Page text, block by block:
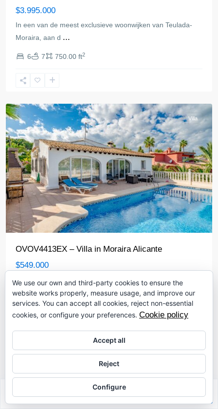
$3.995.000
In een van de meest exclusieve woonwijken van Teulada-
Moraira, aan d ...
6 7 750.00 ft2
Villa
OVOV4413EX – Villa in Moraira Alicante
$549.000
Ontdek deze prachtige gelijkvloerse villa te koop in Moraira,
die het perfecte...
4 133.00 ft
Moraira
Villa
We use our own and third-party cookies to ensure the
website works properly, measure usage, and improve our
services. You can accept all cookies, reject non-essential
cookies, or configure your preferences. Cookie policy
Accept all
Reject
Configure